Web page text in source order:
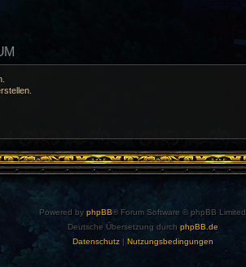
Powered by phpBB® Forum Software © phpBB Limited
Deutsche Übersetzung durch phpBB.de
Datenschutz| Nutzungsbedingungen